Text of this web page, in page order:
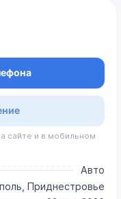
сайте и в мобильном
Авто
Приднестровье